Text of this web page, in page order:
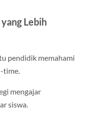
Lebih
pendidik memahami
time.
mengajar
siswa.